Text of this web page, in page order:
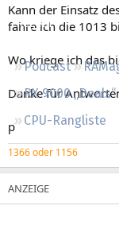
Regeln
Podcast
RX 9000 „Deals“
CPU-Rangliste
Kann der Einsatz
fahre ich die 1013
Wo kriege ich das
Danke für
p
1366 oder 1156